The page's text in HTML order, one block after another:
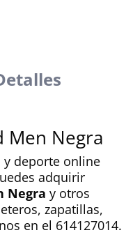
Men Negra
y deporte online
adquirir
Negra y otros
zapatillas,
en el 614127014.